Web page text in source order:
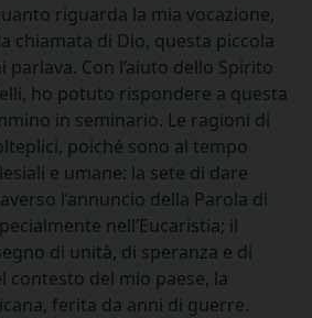
riguarda la mia vocazione,
chiamata di Dio, questa piccola
Con l’aiuto dello Spirito
ho potuto rispondere a questa
in seminario. Le ragioni di
poiché sono al tempo
e umane: la sete di dare
l’annuncio della Parola di
nell’Eucaristia; il
di unità, di speranza e di
contesto del mio paese, la
ferita da anni di guerre.